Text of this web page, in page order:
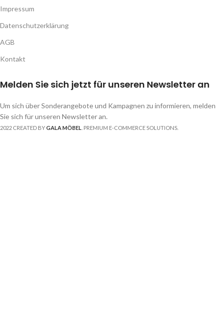
Impressum
Datenschutzerklärung
AGB
Kontakt
Melden Sie sich jetzt für unseren Newsletter an
Um sich über Sonderangebote und Kampagnen zu informieren, melden
Sie sich für unseren Newsletter an.
2022 CREATED BYGALA MÖBEL . PREMIUM E-COMMERCE SOLUTIONS.